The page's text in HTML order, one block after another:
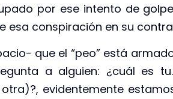
por ese intento de
esa conspiración en su
que el “peo” está
a alguien: ¿cuál es
evidentemente